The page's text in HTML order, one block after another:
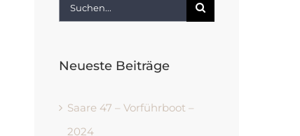
Suche
Neueste Beiträge
Saare 47 – Vorführboot –
2024